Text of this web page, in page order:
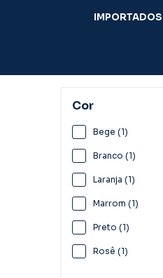
IMPORTADOS
Cor
Bege (1)
Branco (1)
Laranja (1)
Marrom (1)
Preto (1)
Rosê (1)